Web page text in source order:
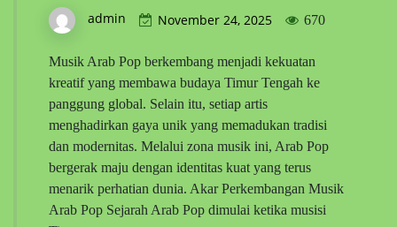
admin November 24, 2025 670
Musik Arab Pop berkembang menjadi kekuatan
kreatif yang membawa budaya Timur Tengah ke
panggung global. Selain itu, setiap artis
menghadirkan gaya unik yang memadukan tradisi
dan modernitas. Melalui zona musik ini, Arab Pop
bergerak maju dengan identitas kuat yang terus
menarik perhatian dunia. Akar Perkembangan Musik
Arab Pop Sejarah Arab Pop dimulai ketika musisi